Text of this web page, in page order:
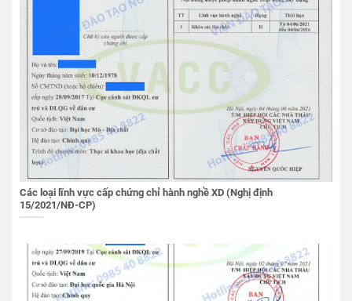
Các loại lĩnh vực cấp chứng chỉ hành nghề XD (Nghị định
15/2021/NĐ-CP)